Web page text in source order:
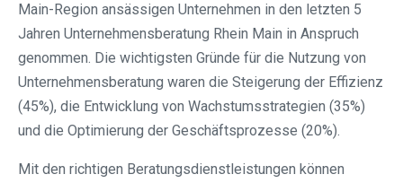
Main-Region ansässigen Unternehmen in den letzten 5
Jahren Unternehmensberatung Rhein Main in Anspruch
genommen. Die wichtigsten Gründe für die Nutzung von
Unternehmensberatung waren die Steigerung der Effizienz
(45%), die Entwicklung von Wachstumsstrategien (35%)
und die Optimierung der Geschäftsprozesse (20%).
Mit den richtigen Beratungsdienstleistungen können